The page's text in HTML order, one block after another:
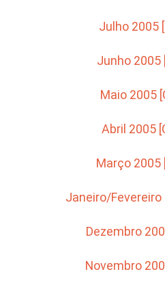
Julho 2005
Junho 2005
Maio 2005
Abril 2005
Março 2005
Janeiro/Fevereiro
Dezembro
Novembro